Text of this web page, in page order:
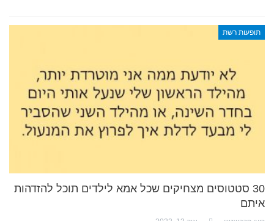
תופעות רשת
30 סטטוסים מצחיקים שכל אמא לילדים תוכל להזדהות
איתם